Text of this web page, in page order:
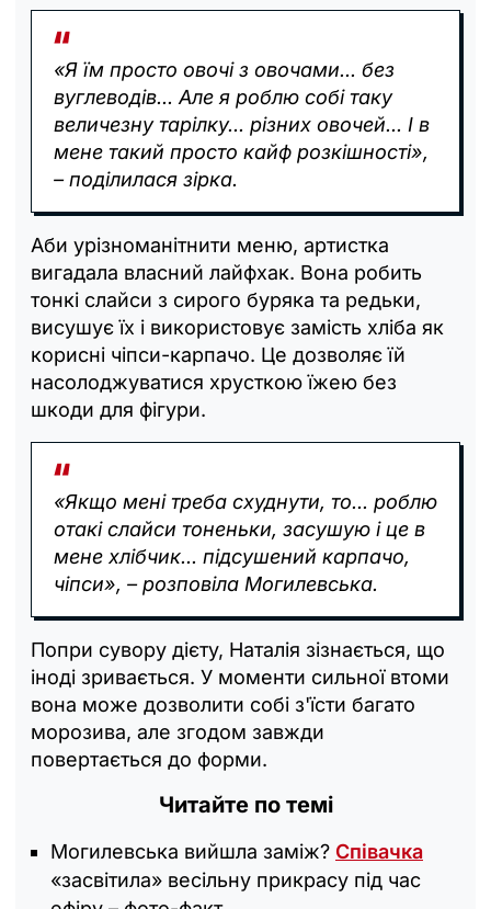
«Я їм просто овочі з овочами... без
вуглеводів... Але я роблю собі таку
величезну тарілку... різних овочей... І в
мене такий просто кайф розкішності»,
– поділилася зірка.
Аби урізноманітнити меню, артистка
вигадала власний лайфхак. Вона робить
тонкі слайси з сирого буряка та редьки,
висушує їх і використовує замість хліба як
корисні чіпси-карпачо. Це дозволяє їй
насолоджуватися хрусткою їжею без
шкоди для фігури.
«Якщо мені треба схуднути, то... роблю
отакі слайси тоненьки, засушую і це в
мене хлібчик... підсушений карпачо,
чіпси», – розповіла Могилевська.
Попри сувору дієту, Наталія зізнається, що
іноді зривається. У моменти сильної втоми
вона може дозволити собі з'їсти багато
морозива, але згодом завжди
повертається до форми.
Читайте по темі
Могилевська вийшла заміж? Співачка
«засвітила» весільну прикрасу під час